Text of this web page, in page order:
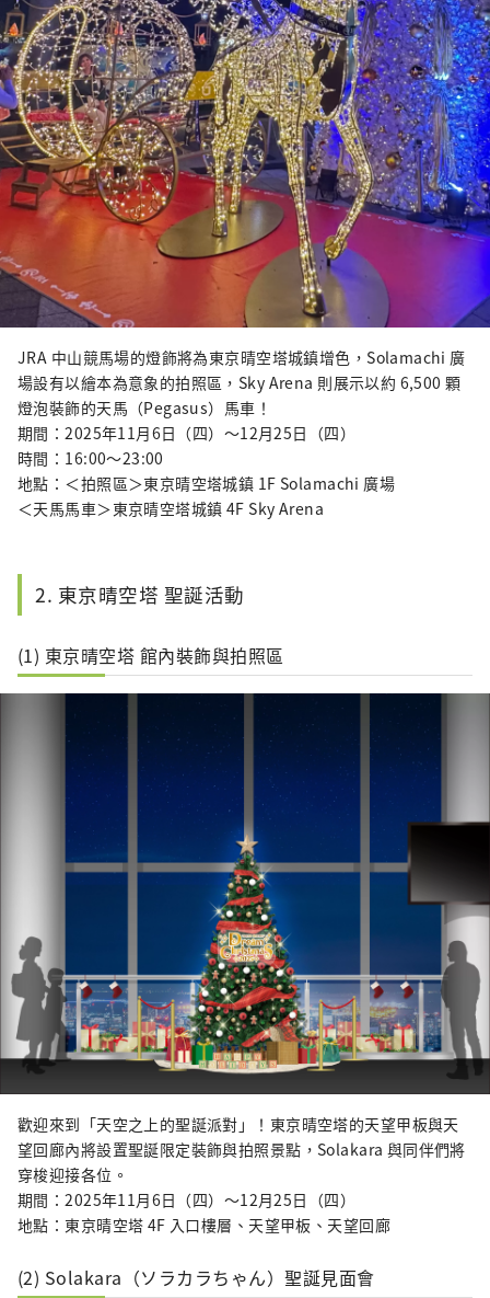
JRA 中山競馬場的燈飾將為東京晴空塔城鎮增色，Solamachi 廣
場設有以繪本為意象的拍照區，Sky Arena 則展示以約 6,500 顆
燈泡裝飾的天馬（Pegasus）馬車！
期間：2025年11月6日（四）〜12月25日（四）
時間：16:00〜23:00
地點：＜拍照區＞東京晴空塔城鎮 1F Solamachi 廣場
＜天馬馬車＞東京晴空塔城鎮 4F Sky Arena
2. 東京晴空塔 聖誕活動
(1) 東京晴空塔 館內裝飾與拍照區
歡迎來到「天空之上的聖誕派對」！東京晴空塔的天望甲板與天
望回廊內將設置聖誕限定裝飾與拍照景點，Solakara 與同伴們將
穿梭迎接各位。
期間：2025年11月6日（四）〜12月25日（四）
地點：東京晴空塔 4F 入口樓層、天望甲板、天望回廊
(2) Solakara（ソラカラちゃん）聖誕見面會